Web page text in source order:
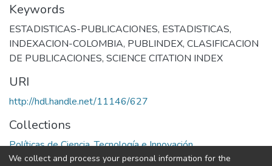
Keywords
ESTADISTICAS-PUBLICACIONES, ESTADISTICAS,
INDEXACION-COLOMBIA, PUBLINDEX, CLASIFICACION
DE PUBLICACIONES, SCIENCE CITATION INDEX
URI
http://hdl.handle.net/11146/627
Collections
Políticas de Ciencia, Tecnología e Innovación
We collect and process your personal information for the